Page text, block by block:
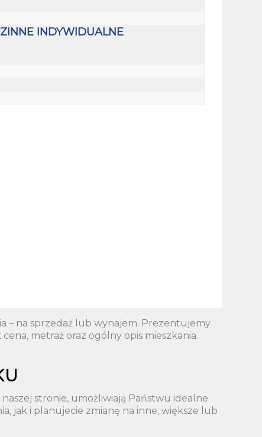
INDYWIDUALNE
– na sprzedaż lub wynajem. Prezentujemy
metraż oraz ogólny opis mieszkania.
stronie, umożliwiają Państwu idealne
jak i planujecie zmianę na inne, większe lub